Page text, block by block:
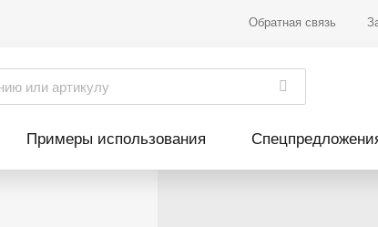
Обратная связь
Примеры использования